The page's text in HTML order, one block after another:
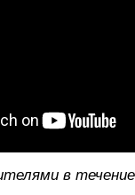
в течение